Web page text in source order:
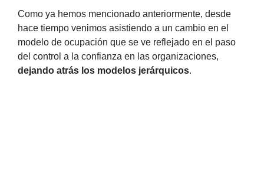
Como ya hemos mencionado anteriormente, desde
hace tiempo venimos asistiendo a un cambio en el
modelo de ocupación que se ve reflejado en el paso
del control a la confianza en las organizaciones,
dejando atrás los modelos jerárquicos.